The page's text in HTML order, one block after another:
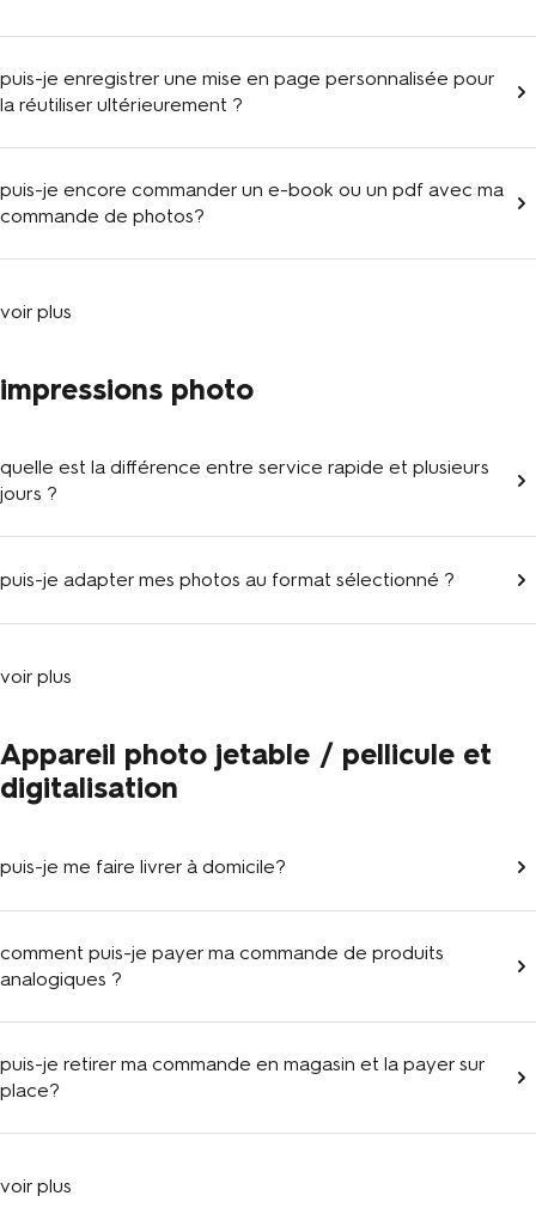
puis-je enregistrer une mise en page personnalisée pour
la réutiliser ultérieurement ?
puis-je encore commander un e-book ou un pdf avec ma
commande de photos?
voir plus
impressions photo
quelle est la différence entre service rapide et plusieurs
jours ?
puis-je adapter mes photos au format sélectionné ?
voir plus
Appareil photo jetable / pellicule et
digitalisation
puis-je me faire livrer à domicile?
comment puis-je payer ma commande de produits
analogiques ?
puis-je retirer ma commande en magasin et la payer sur
place?
voir plus